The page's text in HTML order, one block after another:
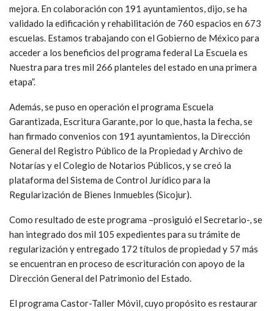
mejora. En colaboración con 191 ayuntamientos, dijo, se ha
validado la edificación y rehabilitación de 760 espacios en 673
escuelas. Estamos trabajando con el Gobierno de México para
acceder a los beneficios del programa federal La Escuela es
Nuestra para tres mil 266 planteles del estado en una primera
etapa”.
Además, se puso en operación el programa Escuela
Garantizada, Escritura Garante, por lo que, hasta la fecha, se
han firmado convenios con 191 ayuntamientos, la Dirección
General del Registro Público de la Propiedad y Archivo de
Notarías y el Colegio de Notarios Públicos, y se creó la
plataforma del Sistema de Control Jurídico para la
Regularización de Bienes Inmuebles (Sicojur).
Como resultado de este programa –prosiguió el Secretario-, se
han integrado dos mil 105 expedientes para su trámite de
regularización y entregado 172 títulos de propiedad y 57 más
se encuentran en proceso de escrituración con apoyo de la
Dirección General del Patrimonio del Estado.
El programa Castor-Taller Móvil, cuyo propósito es restaurar